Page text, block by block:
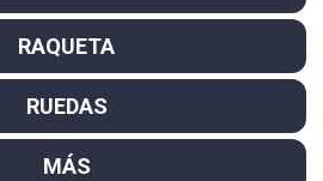
RAQUETA
RUEDAS
MÁS